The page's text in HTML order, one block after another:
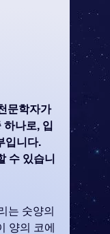
문학자가
하나로, 입
입니다.
수 있습니
는 숫양의
양의 코에